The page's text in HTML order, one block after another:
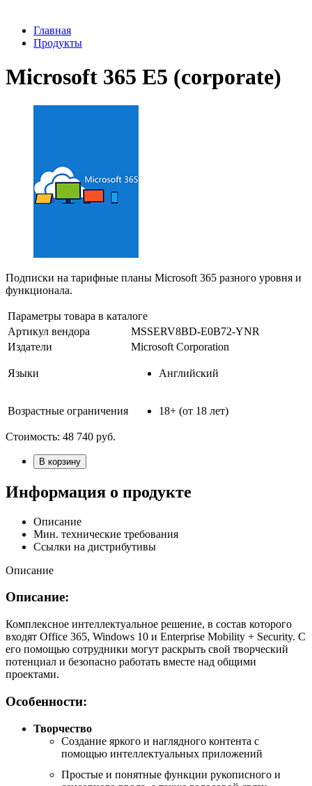
Главная
Продукты
Microsoft 365 E5 (corporate)
Подписки на тарифные планы Microsoft 365 разного уровня и
функционала.
Параметры товара в каталоге
Артикул вендора
MSSERV8BD-E0B72-YNR
Издатели
Microsoft Corporation
Языки Английский
Возрастные ограничения 18+ (от 18 лет)
Стоимость: 48 740 руб.
В корзину
Информация о продукте
Описание
Мин. технические требования
Ссылки на дистрибутивы
Описание
Описание:
Комплексное интеллектуальное решение, в состав которого
входят Office 365, Windows 10 и Enterprise Mobility + Security. С
его помощью сотрудники могут раскрыть свой творческий
потенциал и безопасно работать вместе над общими
проектами.
Особенности:
Творчество
Создание яркого и наглядного контента с
помощью интеллектуальных приложений
Простые и понятные функции рукописного и